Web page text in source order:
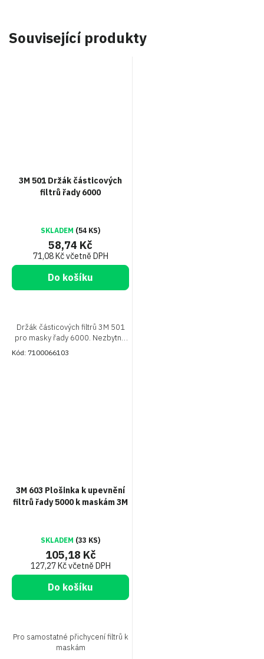
Související produkty
3M 501 Držák částicových
filtrů řady 6000
SKLADEM (54 KS)
71,08 Kč včetně DPH
58,74 Kč
Do košíku
Držák částicových filtrů 3M 501
pro masky řady 6000. Nezbytné
příslušenství pro bezpečné
Kód: 7100066103
3M 603 Plošinka k upevnění
filtrů řady 5000 k maskám 3M
SKLADEM (33 KS)
127,27 Kč včetně DPH
105,18 Kč
Do košíku
Pro samostatné přichycení filtrů k
maskám